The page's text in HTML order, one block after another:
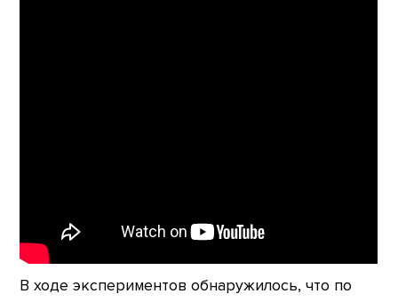
В ходе экспериментов обнаружилось, что по